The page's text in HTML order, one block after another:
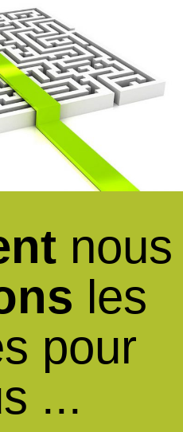
nous
les
pour
...